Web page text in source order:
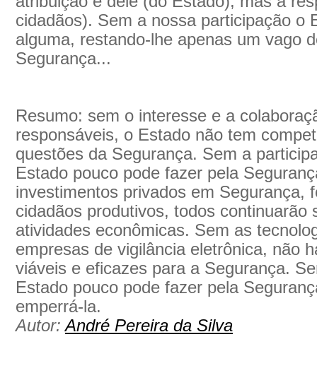
cidadãos). Sem a nossa participação o
alguma, restando-lhe apenas um vago
Segurança...
Resumo: sem o interesse e a
responsáveis, o Estado não tem
questões da Segurança. Sem a
Estado pouco pode fazer pela
investimentos privados em Segurança,
cidadãos produtivos, todos continuarão
atividades econômicas. Sem as
empresas de vigilância eletrônica, não
viáveis e eficazes para a Segurança.
Estado pouco pode fazer pela
emperrá-la.
Autor:André Pereira da Silva